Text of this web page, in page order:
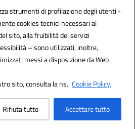
strumenti di profilazione degli utenti -
cookies tecnici necessari al
sito, alla fruibilità dei servizi
– sono utilizzati, inoltre,
messi a disposizione da Web
sito, consulta la ns. Cookie Policy.
Rifiuta tutto Accettare tutto
UFUN7Y
by 3D Solution S.r.l.
by Designers Italia